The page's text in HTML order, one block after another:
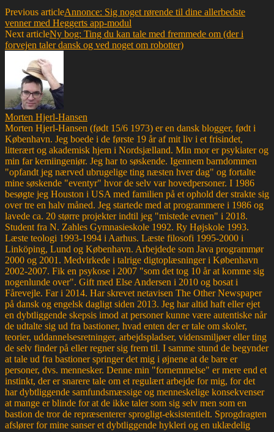
Previous articleAnnonce: Sig noget rørende til dine allerbedste
venner med Heggerts app-modul
Next articleNy bog: Ting du kan tale med fremmede om (der i
forvejen taler dansk og ved noget om robotter)
Morten Hjerl-Hansen
Morten Hjerl-Hansen (født 15/6 1973) er en dansk blogger, født i
København. Jeg boede i de første 19 år af mit liv i et frisindet,
litterært og akademisk hjem i Nordsjælland. Min mor er psykiater og
min far kemiingeniør. Jeg har to søskende. Igennem barndommen
"opfandt jeg nærved ubrugelige ting næsten hver dag" og fortalte
mine søskende "eventyr" hvor de selv var hovedpersoner. I 1986
besøgte jeg Houston i USA med familien på et ophold der strakte sig
over tre en halv måned. Jeg startede med at programmere i 1986 og
lavede ca. 20 større projekter indtil jeg "mistede evnen" i 2018.
Student fra N. Zahles Gymnasieskole 1992. Ry Højskole 1993.
Læste teologi 1993-1994 i Aarhus. Læste filosofi 1995-2000 i
Linköping, Lund og København. Arbejdede som Java programmør
2000 og 2001. Medvirkede i talrige digtoplæsninger i København
2002-2007. Fik en psykose i 2007 "som det tog 10 år at komme sig
nogenlunde over". Gift med Else Andersen i 2010 og bosat i
Fårevejle. Far i 2014. Har skrevet netavisen The Other Newspaper
på dansk og engelsk dagligt siden 2013. Jeg har altid haft eller ejet
en dybtliggende skepsis imod at personer kunne være autentiske når
de udtalte sig ud fra bastioner, hvad enten der er tale om skoler,
teorier, uddannelsesretninger, arbejdspladser, vidensmiljøer eller ting
de selv finder på eller regner sig frem til. I samme stund de begynder
at tale ud fra bastioner springer det mig i øjnene at de bare er
personer, dvs. mennesker. Denne min "fornemmelse" er mere end et
instinkt, der er snarere tale om et regulært arbejde for mig, for det
har dybtliggende samfundsmæssige og menneskelige konsekvenser
at mange er blinde for at de ikke taler som sig selv men som en
bastion de tror de repræsenterer sprogligt-eksistentielt. Sprogdragten
afslører for mine sanser et dybtliggende hykleri og en uklædelig